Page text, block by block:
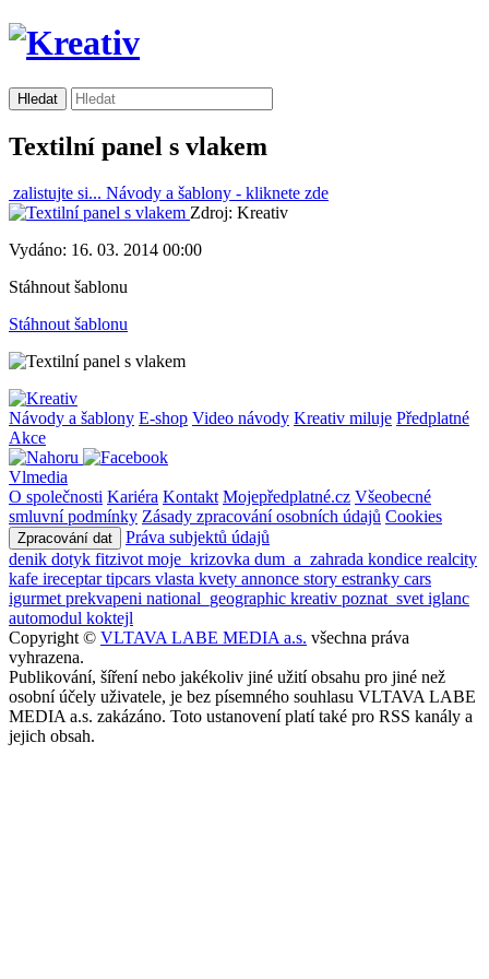
Textilní panel s vlakem
zalistujte si... Návody a šablony - kliknete zde
Zdroj: Kreativ
Vydáno: 16. 03. 2014 00:00
Stáhnout šablonu
Stáhnout šablonu
Návody a šablony E-shop Video návody Kreativ miluje Předplatné
Akce
Vlmedia
O společnosti Kariéra Kontakt Mojepředplatné.cz Všeobecné
smluvní podmínky Zásady zpracování osobních údajů Cookies
Zpracování dat
Práva subjektů údajů
denik dotyk fitzivot moje_krizovka dum_a_zahrada kondice realcity
kafe ireceptartipcars vlasta kvety annonce story estranky cars
igurmet prekvapeni national_geographic kreativ poznat_svet iglanc
automodul koktejl
Copyright © VLTAVA LABE MEDIA a.s. všechna práva
vyhrazena.
Publikování, šíření nebo jakékoliv jiné užití obsahu pro jiné než
osobní účely uživatele, je bez písemného souhlasu VLTAVA LABE
MEDIA a.s. zakázáno. Toto ustanovení platí také pro RSS kanály a
jejich obsah.